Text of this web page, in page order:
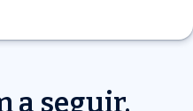
a seguir.